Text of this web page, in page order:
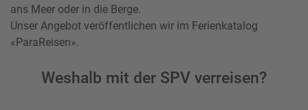
ans Meer oder in die Berge.
Unser Angebot veröffentlichen wir im Ferienkatalog
«ParaReisen».
Weshalb mit der SPV verreisen?